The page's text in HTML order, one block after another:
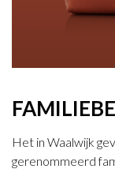
Het in Waalwijk
gerenommeerd